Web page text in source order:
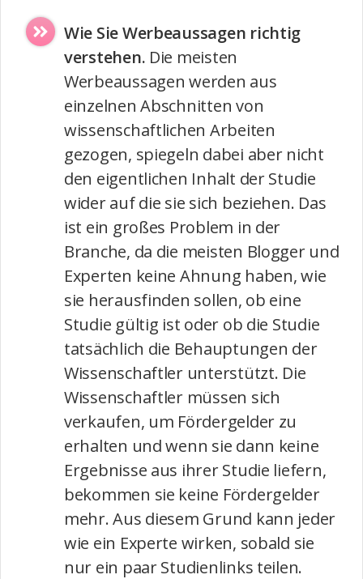
Wie Sie Werbeaussagen richtig
verstehen. Die meisten
Werbeaussagen werden aus
einzelnen Abschnitten von
wissenschaftlichen Arbeiten
gezogen, spiegeln dabei aber nicht
den eigentlichen Inhalt der Studie
wider auf die sie sich beziehen. Das
ist ein großes Problem in der
Branche, da die meisten Blogger und
Experten keine Ahnung haben, wie
sie herausfinden sollen, ob eine
Studie gültig ist oder ob die Studie
tatsächlich die Behauptungen der
Wissenschaftler unterstützt. Die
Wissenschaftler müssen sich
verkaufen, um Fördergelder zu
erhalten und wenn sie dann keine
Ergebnisse aus ihrer Studie liefern,
bekommen sie keine Fördergelder
mehr. Aus diesem Grund kann jeder
wie ein Experte wirken, sobald sie
nur ein paar Studienlinks teilen.